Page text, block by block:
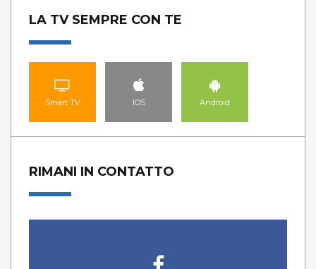
LA TV SEMPRE CON TE
Smart TV IOS Android
RIMANI IN CONTATTO